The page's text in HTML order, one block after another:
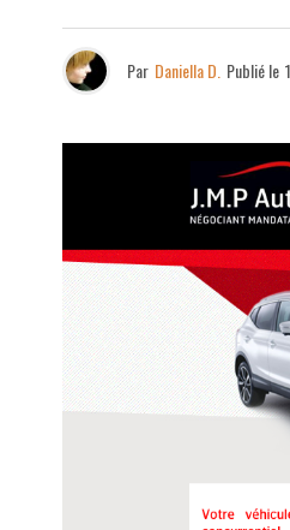
Par Daniella D. Publié le